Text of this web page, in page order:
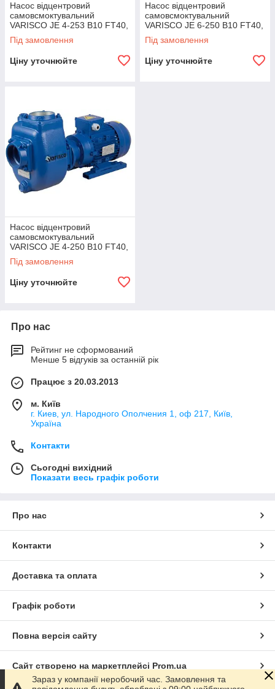
Насос відцентровий
самовсмоктувальний
VARISCO JE 4-253 B10 FT40,
арт. 10054651
Під замовлення
Ціну уточнюйте
Насос відцентровий
самовсмоктувальний
VARISCO JE 6-250 B10 FT40,
арт. 10054600
Під замовлення
Ціну уточнюйте
Насос відцентровий
самовсмоктувальний
VARISCO JE 4-250 B10 FT40,
cod. 10054636
Під замовлення
Ціну уточнюйте
Про нас
Рейтинг не сформований
Менше 5 відгуків за останній рік
Працює з 20.03.2013
м. Київ
г. Киев, ул. Народного Ополчения 1, оф 217, Київ,
Україна
Контакти
Сьогодні вихідний
Показати весь графік роботи
Про нас
Контакти
Доставка та оплата
Графік роботи
Повна версія сайту
Сайт створено на маркетплейсі Prom.ua
Зараз у компанії неробочий час. Замовлення та